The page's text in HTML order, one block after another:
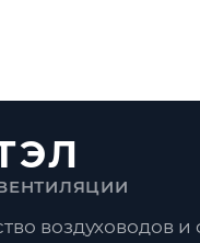
воздуховодов